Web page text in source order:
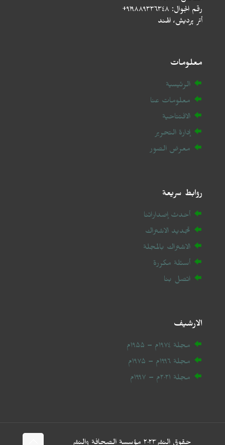
رقم الجوال: ٩١٩٨٨٩٣٣٦٣٤٨+
أتر پردیش، الهند
معلومات
الرئيسية
معلومات عنا
الافتتاحية
إدارة التحرير
معرض الصور
روابط سريعة
أحدث إصداراتنا
تجديد الاشتراك
الاشتراك بالمجلة
أسئلة مكررة
اتصل بنا
الارشيف
مجلة ۱۹۷٤م – ۱۹۵۵م
مجلة ۱۹۹٦م – ۱۹۷۵م
مجلة ۲۰ ۲۱ م – ۱۹۹۷م